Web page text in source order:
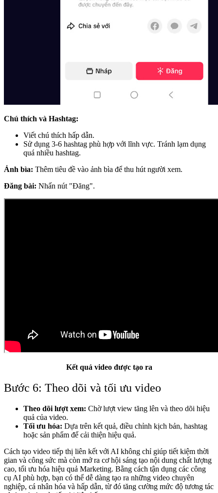
Chú thích và Hashtag:
Viết chú thích hấp dẫn.
Sử dụng 3-6 hashtag phù hợp với lĩnh vực. Tránh lạm dụng
quá nhiều hashtag.
Ảnh bìa: Thêm tiêu đề vào ảnh bìa để thu hút người xem.
Đăng bài: Nhấn nút "Đăng".
Kết quả video được tạo ra
Bước 6: Theo dõi và tối ưu video
Theo dõi lượt xem: Chờ lượt view tăng lên và theo dõi hiệu
quả của video.
Tối ưu hóa: Dựa trên kết quả, điều chỉnh kịch bản, hashtag
hoặc sản phẩm để cải thiện hiệu quả.
Cách tạo video tiếp thị liên kết với AI không chỉ giúp tiết kiệm thời
gian và công sức mà còn mở ra cơ hội sáng tạo nội dung chất lượng
cao, tối ưu hóa hiệu quả Marketing. Bằng cách tận dụng các công
cụ AI phù hợp, bạn có thể dễ dàng tạo ra những video chuyên
nghiệp, cá nhân hóa và hấp dẫn, từ đó tăng cường mức độ tương tác